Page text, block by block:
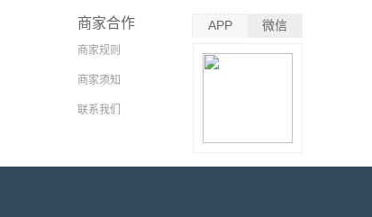
商家合作
商家规则
商家须知
联系我们
APP 微信